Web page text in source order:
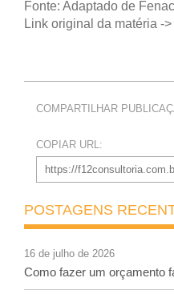
Fonte: Adaptado de
Link original da matéria ->
COMPARTILHAR
COPIAR URL:
POSTAGENS
16 de julho de 2026
Como fazer um orçamento